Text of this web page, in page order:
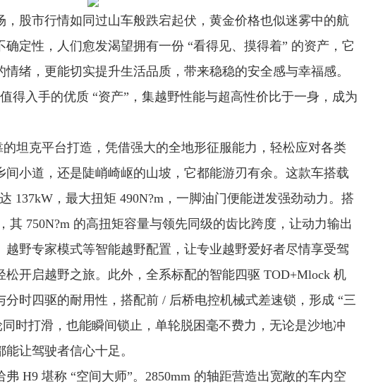
，股市行情如同过山车般跌宕起伏，黄金价格也似迷雾中的航
定性，人们愈发渴望拥有一份 “看得见、摸得着” 的资产，它
绪，更能切实提升生活品质，带来稳稳的安全感与幸福感。
得入手的优质 “资产”，集越野性能与超高性价比于一身，成为
坦克平台打造，凭借强大的全地形征服能力，轻松应对各类
小道，还是陡峭崎岖的山坡，它都能游刃有余。这款车搭载
137kW，最大扭矩 490N?m，一脚油门便能迸发强劲动力。搭
其 750N?m 的高扭矩容量与领先同级的齿比跨度，让动力输出
越野专家模式等智能越野配置，让专业越野爱好者尽情享受驾
开启越野之旅。此外，全系标配的智能四驱 TOD+Mlock 机
时四驱的耐用性，搭配前 / 后桥电控机械式差速锁，形成 “三
时打滑，也能瞬间锁止，单轮脱困毫不费力，无论是沙地冲
让驾驶者信心十足。
H9 堪称 “空间大师”。2850mm 的轴距营造出宽敞的车内空